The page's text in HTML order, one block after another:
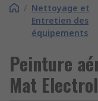
/ Nettoyage et
Entretien des
équipements
Peinture
Mat